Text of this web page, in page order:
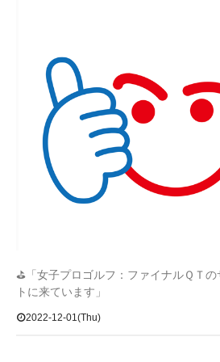
⛳「女子プロゴルフ：ファイナルＱＴの
トに来ています」
2022-12-01(Thu)